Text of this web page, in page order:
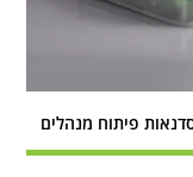
פיתוח מנהלים